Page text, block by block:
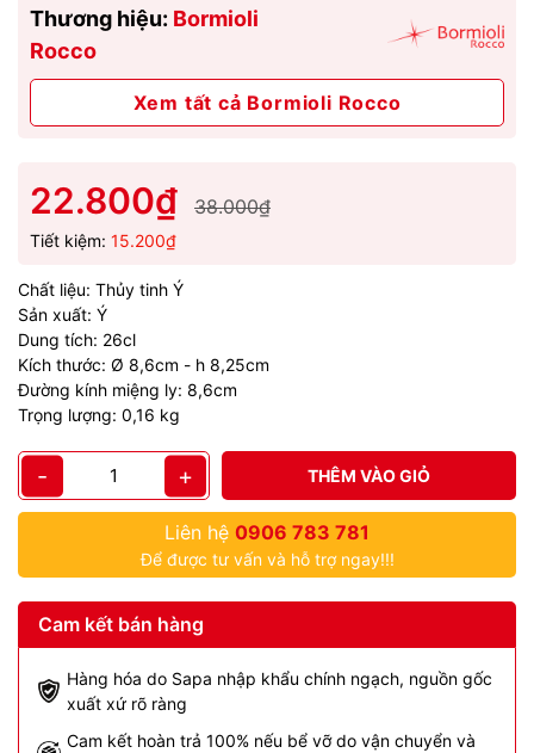
Thương hiệu: Bormioli
Rocco
Xem tất cả Bormioli Rocco
22.800₫ 38.000₫
Tiết kiệm: 15.200₫
Chất liệu: Thủy tinh Ý
Sản xuất: Ý
Dung tích: 26cl
Kích thước: Ø 8,6cm - h 8,25cm
Đường kính miệng ly: 8,6cm
Trọng lượng: 0,16 kg
- + THÊM VÀO GIỎ
Liên hệ 0906 783 781
Để được tư vấn và hỗ trợ ngay!!!
Cam kết bán hàng
Hàng hóa do Sapa nhập khẩu chính ngạch, nguồn gốc
xuất xứ rõ ràng
Cam kết hoàn trả 100% nếu bể vỡ do vận chuyển và